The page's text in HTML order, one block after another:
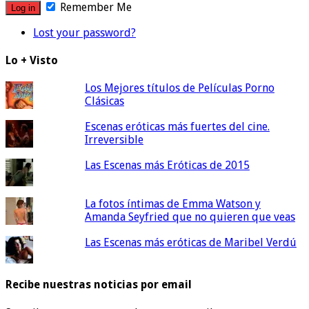
Remember Me
Lost your password?
Lo + Visto
Los Mejores títulos de Películas Porno
Clásicas
Escenas eróticas más fuertes del cine.
Irreversible
Las Escenas más Eróticas de 2015
La fotos íntimas de Emma Watson y
Amanda Seyfried que no quieren que veas
Las Escenas más eróticas de Maribel Verdú
Recibe nuestras noticias por email